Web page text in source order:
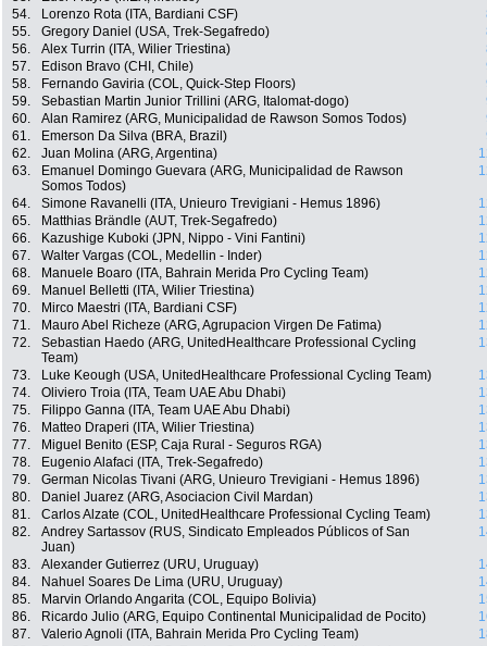
54.
Lorenzo Rota (ITA, Bardiani CSF)
55.
Gregory Daniel (USA, Trek-Segafredo)
56.
Alex Turrin (ITA, Wilier Triestina)
57.
Edison Bravo (CHI, Chile)
58.
Fernando Gaviria (COL, Quick-Step Floors)
59.
Sebastian Martin Junior Trillini (ARG, Italomat-dogo)
60.
Alan Ramirez (ARG, Municipalidad de Rawson Somos Todos)
61.
Emerson Da Silva (BRA, Brazil)
62.
Juan Molina (ARG, Argentina)
63.
Emanuel Domingo Guevara (ARG, Municipalidad de Rawson
Somos Todos)
64. Simone Ravanelli (ITA, Unieuro Trevigiani - Hemus 1896)
65.
Matthias Brändle (AUT, Trek-Segafredo)
66.
Kazushige Kuboki (JPN, Nippo - Vini Fantini)
67.
Walter Vargas (COL, Medellin - Inder)
68.
Manuele Boaro (ITA, Bahrain Merida Pro Cycling Team)
69.
Manuel Belletti (ITA, Wilier Triestina)
70.
Mirco Maestri (ITA, Bardiani CSF)
71.
Mauro Abel Richeze (ARG, Agrupacion Virgen De Fatima)
72.
Sebastian Haedo (ARG, UnitedHealthcare Professional Cycling
Team)
73. Luke Keough (USA, UnitedHealthcare Professional Cycling Team)
74.
Oliviero Troia (ITA, Team UAE Abu Dhabi)
75.
Filippo Ganna (ITA, Team UAE Abu Dhabi)
76.
Matteo Draperi (ITA, Wilier Triestina)
77.
Miguel Benito (ESP, Caja Rural - Seguros RGA)
78.
Eugenio Alafaci (ITA, Trek-Segafredo)
79.
German Nicolas Tivani (ARG, Unieuro Trevigiani - Hemus 1896)
80.
Daniel Juarez (ARG, Asociacion Civil Mardan)
81.
Carlos Alzate (COL, UnitedHealthcare Professional Cycling Team)
82.
Andrey Sartassov (RUS, Sindicato Empleados Públicos of San
Juan)
83. Alexander Gutierrez (URU, Uruguay)
84.
Nahuel Soares De Lima (URU, Uruguay)
85.
Marvin Orlando Angarita (COL, Equipo Bolivia)
86.
Ricardo Julio (ARG, Equipo Continental Municipalidad de Pocito)
87.
Valerio Agnoli (ITA, Bahrain Merida Pro Cycling Team)